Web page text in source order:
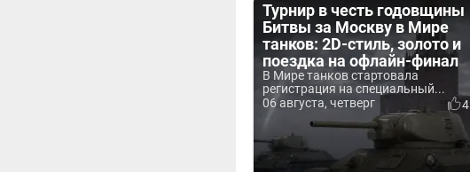
Турнир в честь годовщины
Битвы за Москву в Мире
танков: 2D-стиль, золото и
поездка на офлайн-финал
В Мире танков стартовала
регистрация на специальный...
06 августа, четверг
4